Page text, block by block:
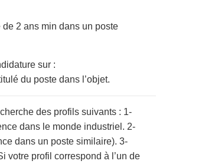
2 ans min dans un poste
sur :
du poste dans l’objet.
des profils suivants : 1-
dans le monde industriel. 2-
dans un poste similaire). 3-
votre profil correspond à l’un de